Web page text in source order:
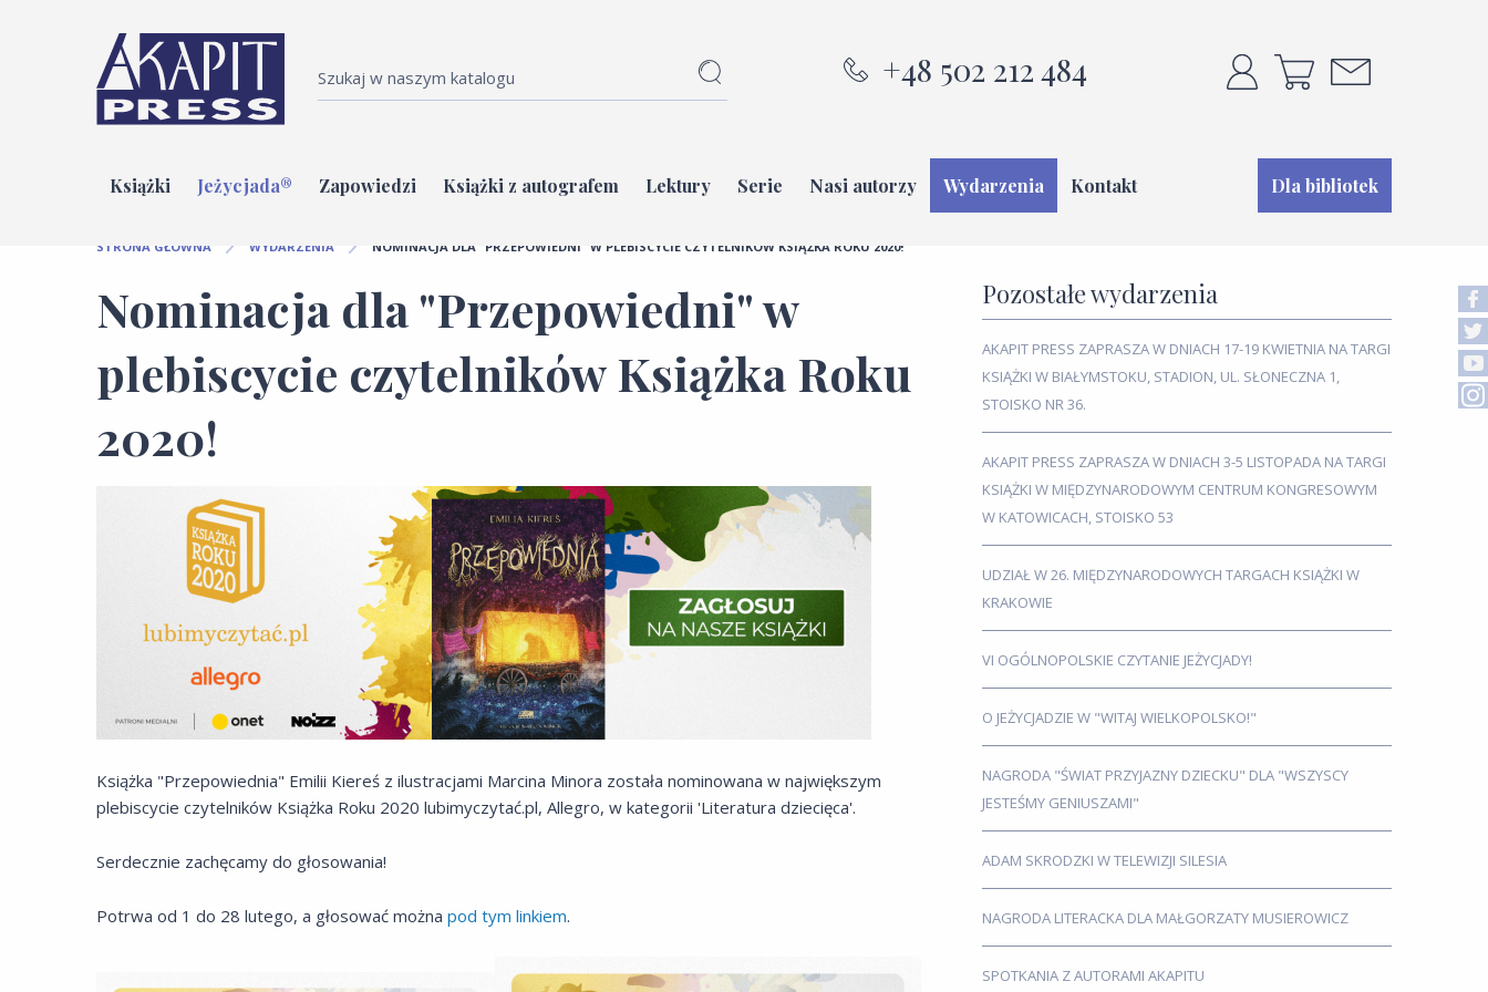
+48 502 212 484
Książki Jeżycjada® Zapowiedzi Książki z autografem Lektury Serie Nasi autorzy Wydarzenia Kontakt Dla bibliotek
STRONA GŁÓWNA WYDARZENIA NOMINACJA DLA "PRZEPOWIEDNI" W PLEBISCYCIE CZYTELNIKÓW KSIĄŻKA ROKU 2020!
Nominacja dla "Przepowiedni" w
plebiscycie czytelników Książka Roku
2020!
Książka "Przepowiednia" Emilii Kiereś z ilustracjami Marcina Minora została nominowana w największym
plebiscycie czytelników Książka Roku 2020 lubimyczytać.pl, Allegro, w kategorii 'Literatura dziecięca'.
Serdecznie zachęcamy do głosowania!
Potrwa od 1 do 28 lutego, a głosować można pod tym linkiem.
Pozostałe wydarzenia
AKAPIT PRESS ZAPRASZA W DNIACH 17-19 KWIETNIA NA TARGI
KSIĄŻKI W BIAŁYMSTOKU, STADION, UL. SŁONECZNA 1,
STOISKO NR 36.
AKAPIT PRESS ZAPRASZA W DNIACH 3-5 LISTOPADA NA TARGI
KSIĄŻKI W MIĘDZYNARODOWYM CENTRUM KONGRESOWYM
W KATOWICACH, STOISKO 53
UDZIAŁ W 26. MIĘDZYNARODOWYCH TARGACH KSIĄŻKI W
KRAKOWIE
VI OGÓLNOPOLSKIE CZYTANIE JEŻYCJADY!
O JEŻYCJADZIE W "WITAJ WIELKOPOLSKO!"
NAGRODA "ŚWIAT PRZYJAZNY DZIECKU" DLA "WSZYSCY
JESTEŚMY GENIUSZAMI"
ADAM SKRODZKI W TELEWIZJI SILESIA
NAGRODA LITERACKA DLA MAŁGORZATY MUSIEROWICZ
SPOTKANIA Z AUTORAMI AKAPITU